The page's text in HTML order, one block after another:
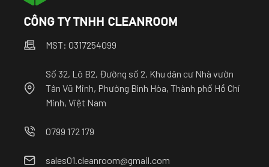
CÔNG TY TNHH CLEANROOM
MST: 0317254099
Số 32, Lô B2, Đường số 2, Khu dân cư Nhà vườn
Tân Vũ Minh, Phường Bình Hòa, Thành phố Hồ Chí
Minh, Việt Nam
0799 172 179
sales01.cleanroom@gmail.com